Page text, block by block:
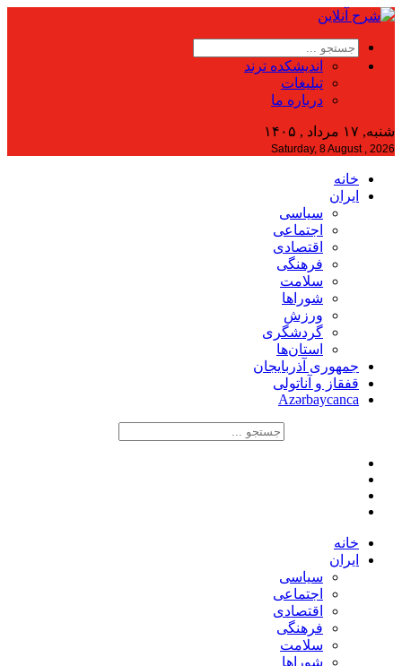
اندیشکده ترند
تبلیغات
درباره ما
شنبه, ۱۷ مرداد , ۱۴۰۵
Saturday, 8 August , 2026
خانه
ایران
سیاسی
اجتماعی
اقتصادی
فرهنگی
سلامت
شوراها
ورزش
گردشگری
استان‌ها
جمهوری آذربایجان
قفقاز و آناتولی
Azərbaycanca
خانه
ایران
سیاسی
اجتماعی
اقتصادی
فرهنگی
سلامت
شوراها